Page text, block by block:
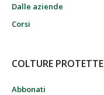
Dalle aziende
Corsi
COLTURE PROTETTE
Abbonati